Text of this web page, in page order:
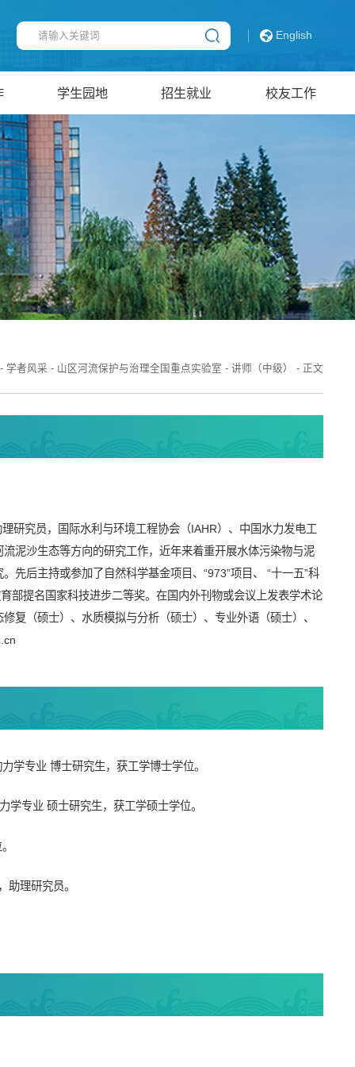
English
学生园地 招生就业 校友工作
- 学者风采 - 山区河流保护与治理全国重点实验室 - 讲师（中级） - 正文
研究员，国际水利与环境工程协会（IAHR）、中国水力发电工
泥沙生态等方向的研究工作，近年来着重开展水体污染物与泥
先后主持或参加了自然科学基金项目、“973”项目、 “十一五”科
部提名国家科技进步二等奖。在国内外刊物或会议上发表学术论
复（硕士）、水质模拟与分析（硕士）、专业外语（硕士）、
学专业 博士研究生，获工学博士学位。
专业 硕士研究生，获工学硕士学位。
理研究员。